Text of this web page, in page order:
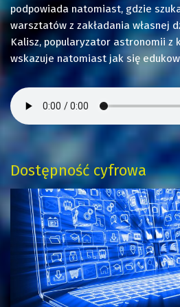
podpowiada natomiast, gdzie
warsztatów z zakładania własnej
Kalisz, popularyzator astronomii z
wskazuje natomiast jak się
Dostępność cyfrowa